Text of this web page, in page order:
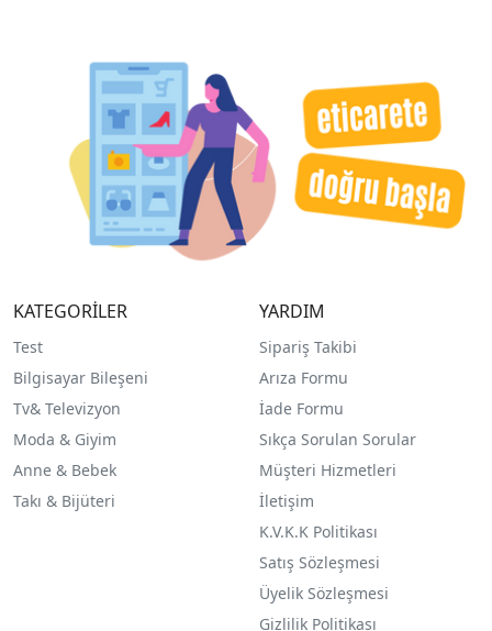
KATEGORİLER
Test
Bilgisayar Bileşeni
Tv& Televizyon
Moda & Giyim
Anne & Bebek
Takı & Bijüteri
YARDIM
Sipariş Takibi
Arıza Formu
İade Formu
Sıkça Sorulan Sorular
Müşteri Hizmetleri
İletişim
K.V.K.K Politikası
Satış Sözleşmesi
Üyelik Sözleşmesi
Gizlilik Politikası